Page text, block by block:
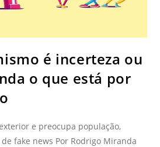
é incerteza ou
o que está por
e preocupa população,
fake news Por Rodrigo Miranda